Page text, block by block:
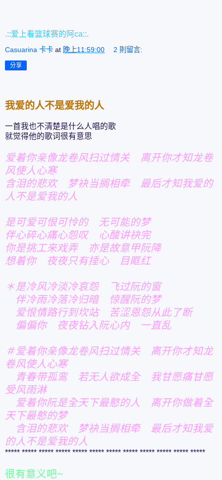
.::爱上看篮球赛的阿ca::.
Casuarina 卡卡 at 晚上11:59:00 2 則留言:
分享
我爱的人不是爱我的人
一首我也不清楚是什么人唱的歌
就觉得他的歌词很有意思
爱着你亲像龙卷风扫过情关 离开你才知龙卷
风使人心寒
含泪的悲欢 梦袂当搁相牵 最后才知我爱的
人不是爱我的人
是可爱可恨可怜的 无可能的梦
伴心碎心痛心怨叹 心酸讲袂完
你是挑工来戏弄 亦是故意甲阮降
想着你 夜夜只有捶心 目眶红
＊是冷风冷淡冷哀怨 飞过阮的窗
伴冷雨冷落冷归暗 惊醒阮的梦
爱恨情路行到坎站 苦涩恩怨从此了断
偏偏你 夜夜钻入阮心内 一直乱
＃爱着你亲像龙卷风扫过情关 离开你才知龙
卷风使人心寒
青春带孤鸾 若无人欲成全 我甘愿痛甘愿
受风雨淋
爱着你阮是全天下最憨的人 离开你做着全
天下最憨的梦
含泪的悲欢 梦袂当搁相牵 最后才知我爱
的人不是爱我的人
***** ***** ***** ***** ***** ***** ***** ***** ***** ***** ***** *****
很有意义吧~